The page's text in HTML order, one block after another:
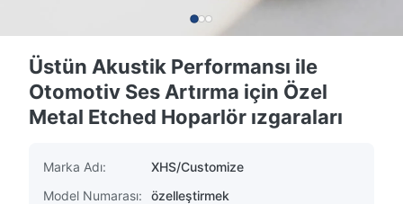
Üstün Akustik Performansı ile
Otomotiv Ses Artırma için Özel
Metal Etched Hoparlör ızgaraları
Marka Adı:
XHS/Customize
Model Numarası:
özelleştirmek